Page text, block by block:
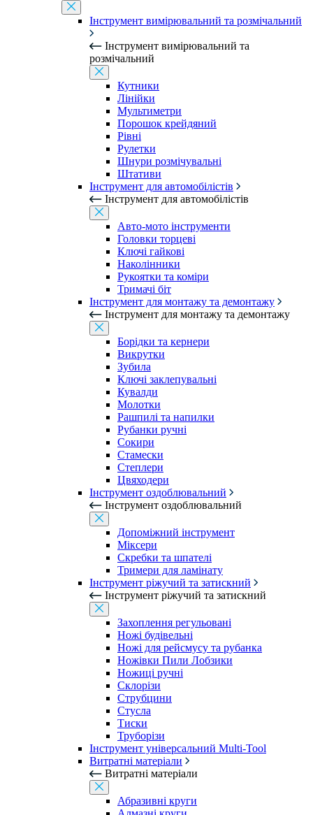
Інструмент вимірювальний та розмічальний
Інструмент вимірювальний та
розмічальний
Кутники
Лінійки
Мультиметри
Порошок крейдяний
Рівні
Рулетки
Шнури розмічувальні
Штативи
Інструмент для автомобілістів
Інструмент для автомобілістів
Авто-мото інструменти
Головки торцеві
Ключі гайкові
Наколінники
Рукоятки та коміри
Тримачі біт
Інструмент для монтажу та демонтажу
Інструмент для монтажу та демонтажу
Борідки та кернери
Викрутки
Зубила
Ключі заклепувальні
Кувалди
Молотки
Рашпилі та напилки
Рубанки ручні
Сокири
Стамески
Степлери
Цвяходери
Інструмент оздоблювальний
Інструмент оздоблювальний
Допоміжний інструмент
Міксери
Скребки та шпателі
Тримери для ламінату
Інструмент ріжучий та затискний
Інструмент ріжучий та затискний
Захоплення регульовані
Ножі будівельні
Ножі для рейсмусу та рубанка
Ножівки Пили Лобзики
Ножиці ручні
Склорізи
Струбцини
Стусла
Тиски
Труборізи
Інструмент універсальний Multi-Tool
Витратні матеріали
Витратні матеріали
Абразивні круги